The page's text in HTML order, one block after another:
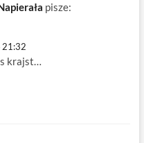
pisze:
21:32
krajst…